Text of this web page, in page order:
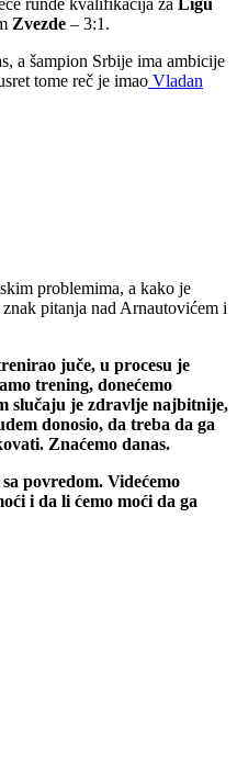
Zvezde – 3:1.
a šampion Srbije ima ambicije
tome reč je imao Vladan
problemima, a kako je
pitanja nad Arnautovićem i
juče, u procesu je
trening, donećemo
slučaju je zdravlje najbitnije,
donosio, da treba da ga
Znaćemo danas.
povredom. Videćemo
i da li ćemo moći da ga